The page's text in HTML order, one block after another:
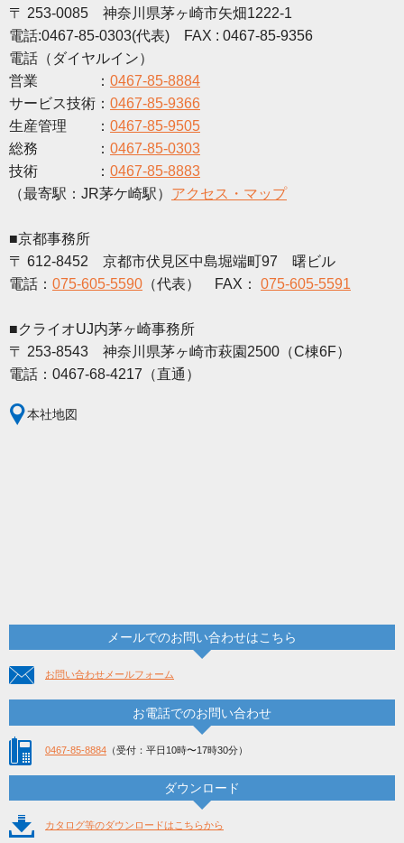
〒 253-0085 神奈川県茅ヶ崎市矢畑1222-1
電話:0467-85-0303(代表) FAX : 0467-85-9356
電話（ダイヤルイン）
営業 ： 0467-85-8884
サービス技術： 0467-85-9366
生産管理 ： 0467-85-9505
総務 ： 0467-85-0303
技術 ： 0467-85-8883
（最寄駅：JR茅ケ崎駅） アクセス・マップ
■京都事務所
〒 612-8452 京都市伏見区中島堀端町97 曙ビル
電話： 075-605-5590 （代表） FAX： 075-605-5591
■クライオUJ内茅ヶ崎事務所
〒 253-8543 神奈川県茅ヶ崎市萩園2500（C棟6F）
電話：0467-68-4217（直通）
本社地図
メールでのお問い合わせはこちら
お問い合わせメールフォーム
お電話でのお問い合わせ
0467-85-8884 （受付：平日10時〜17時30分）
ダウンロード
カタログ等のダウンロードはこちらから